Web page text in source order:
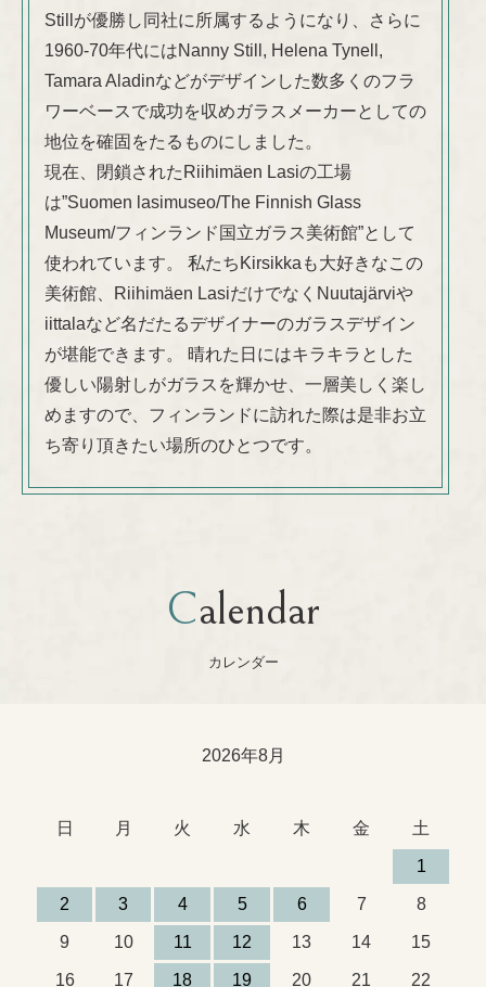
Stillが優勝し同社に所属するようになり、さらに
1960-70年代にはNanny Still, Helena Tynell,
Tamara Aladinなどがデザインした数多くのフラ
ワーベースで成功を収めガラスメーカーとしての
地位を確固をたるものにしました。
現在、閉鎖されたRiihimäen Lasiの工場
は”Suomen lasimuseo/The Finnish Glass
Museum/フィンランド国立ガラス美術館”として
使われています。 私たちKirsikkaも大好きなこの
美術館、Riihimäen LasiだけでなくNuutajärviや
iittalaなど名だたるデザイナーのガラスデザイン
が堪能できます。 晴れた日にはキラキラとした
優しい陽射しがガラスを輝かせ、一層美しく楽し
めますので、フィンランドに訪れた際は是非お立
ち寄り頂きたい場所のひとつです。
Calendar
カレンダー
2026年8月
日 月 火 水 木 金 土
1
2 3 4 5 6 7 8
9 10 11 12 13 14 15
16 17 18 19 20 21 22